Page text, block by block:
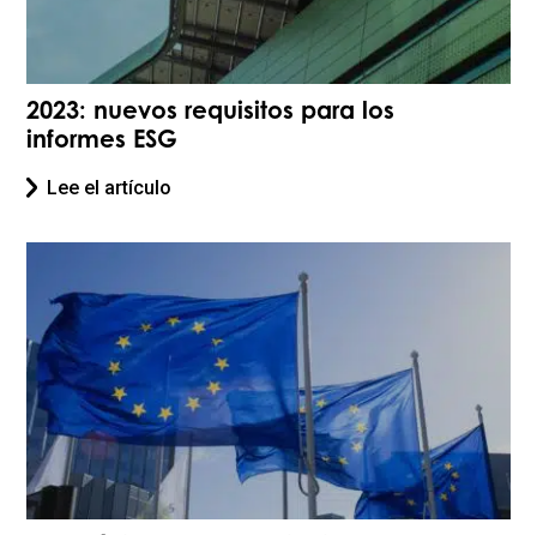
2023: nuevos requisitos para los
informes ESG
Lee el artículo